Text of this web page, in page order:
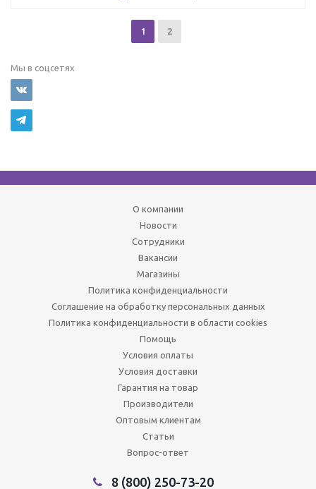
1 2
Мы в соцсетях
О компании
Новости
Сотрудники
Вакансии
Магазины
Политика конфиденциальности
Соглашение на обработку персональных данных
Политика конфиденциальности в области cookies
Помощь
Условия оплаты
Условия доставки
Гарантия на товар
Производители
Оптовым клиентам
Статьи
Вопрос-ответ
8 (800) 250-73-20